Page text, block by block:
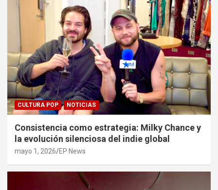
CULTURA POP NOTICIAS
Consistencia como estrategia: Milky Chance y
la evolución silenciosa del indie global
mayo 1, 2026 EP News